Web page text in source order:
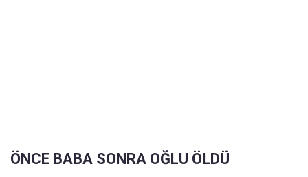
ÖNCE BABA SONRA OĞLU ÖLDÜ